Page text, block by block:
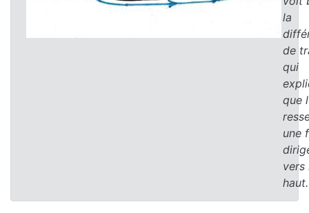
la
de
qui
que
une
vers
haut.